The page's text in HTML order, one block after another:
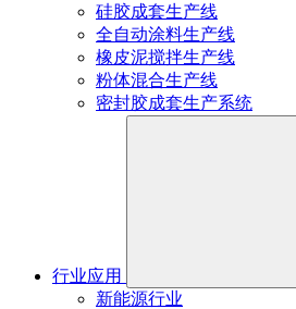
硅胶成套生产线
全自动涂料生产线
橡皮泥搅拌生产线
粉体混合生产线
密封胶成套生产系统
行业应用
新能源行业